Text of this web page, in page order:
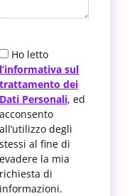
Ho letto
l’informativa sul
trattamento dei
Dati Personali, ed
acconsento
all’utilizzo degli
stessi al fine di
evadere la mia
richiesta di
informazioni.